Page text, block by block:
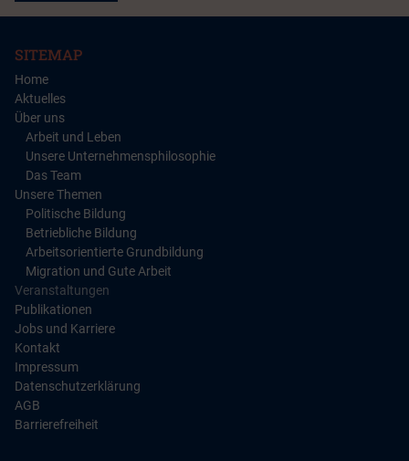
SITEMAP
Home
Aktuelles
Über uns
Arbeit und Leben
Unsere Unternehmensphilosophie
Das Team
Unsere Themen
Politische Bildung
Betriebliche Bildung
Arbeitsorientierte Grundbildung
Migration und Gute Arbeit
Veranstaltungen
Publikationen
Jobs und Karriere
Kontakt
Impressum
Datenschutzerklärung
AGB
Barrierefreiheit